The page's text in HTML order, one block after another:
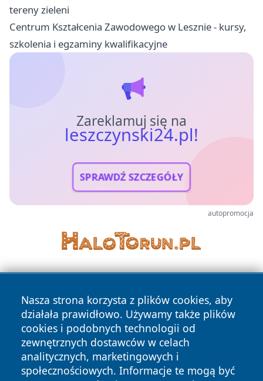
tereny zieleni
Centrum Kształcenia Zawodowego w Lesznie - kursy,
szkolenia i egzaminy kwalifikacyjne
Zareklamuj się na
leszczynski24.pl!
SPRAWDŹ SZCZEGÓŁY
autopromocja
Nasza strona korzysta z plików cookies, aby
działała prawidłowo. Używamy także plików
cookies i podobnych technologii od
zewnętrznych dostawców w celach
analitycznych, marketingowych i
społecznościowych. Informacje te mogą być
Copyright © 2026 leszczynski24.pl Wszystkie prawa
zastrzeżone.